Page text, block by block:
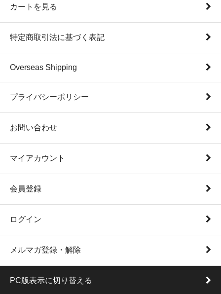
カートを見る
特定商取引法に基づく表記
Overseas Shipping
プライバシーポリシー
お問い合わせ
マイアカウント
会員登録
ログイン
メルマガ登録・解除
PC版表示に切り替える